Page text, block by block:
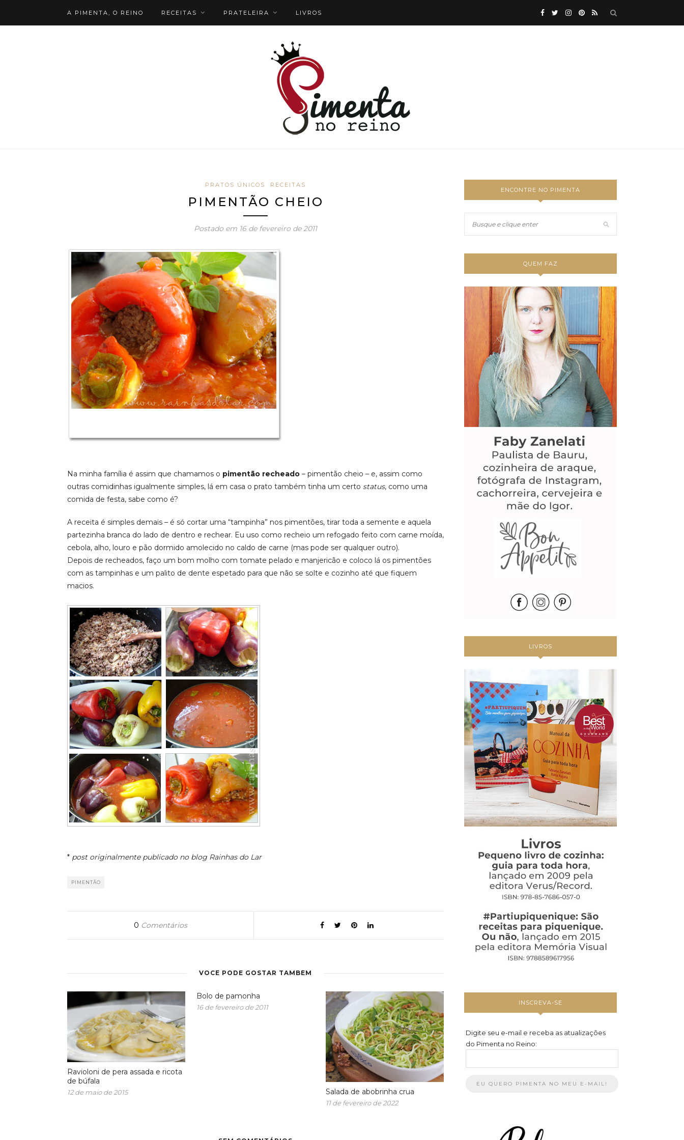
A PIMENTA, O REINO RECEITAS PRATELEIRA LIVROS
PRATOS ÚNICOS RECEITAS
PIMENTÃO CHEIO
Postado em 16 de fevereiro de 2011
Na minha família é assim que chamamos o pimentão recheado – pimentão cheio – e, assim como
outras comidinhas igualmente simples, lá em casa o prato também tinha um certo status, como uma
comida de festa, sabe como é?
A receita é simples demais – é só cortar uma “tampinha” nos pimentões, tirar toda a semente e aquela
partezinha branca do lado de dentro e rechear. Eu uso como recheio um refogado feito com carne moída,
cebola, alho, louro e pão dormido amolecido no caldo de carne (mas pode ser qualquer outro).
Depois de recheados, faço um bom molho com tomate pelado e manjericão e coloco lá os pimentões
com as tampinhas e um palito de dente espetado para que não se solte e cozinho até que fiquem
macios.
* post originalmente publicado no blog Rainhas do Lar
PIMENTÃO
0 Comentários
VOCÊ PODE GOSTAR TAMBÉM
Ravioloni de pera assada e ricota
de búfala
12 de maio de 2015
Bolo de pamonha
16 de fevereiro de 2011
Salada de abobrinha crua
11 de fevereiro de 2022
ENCONTRE NO PIMENTA
QUEM FAZ
LIVROS
INSCREVA-SE
Digite seu e-mail e receba as atualizações
do Pimenta no Reino: